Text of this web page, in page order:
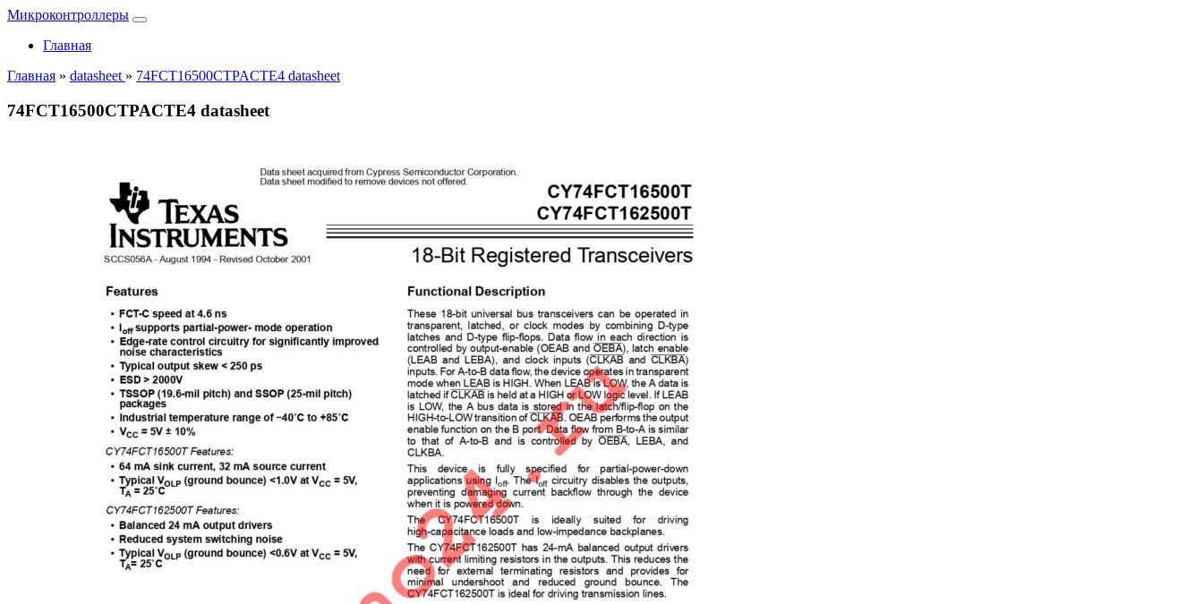
Микроконтроллеры
Главная
Главная » datasheet » 74FCT16500CTPACTE4 datasheet
74FCT16500CTPACTE4 datasheet